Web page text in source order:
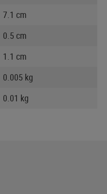
7.1 cm
0.5 cm
1.1 cm
0.005 kg
0.01 kg